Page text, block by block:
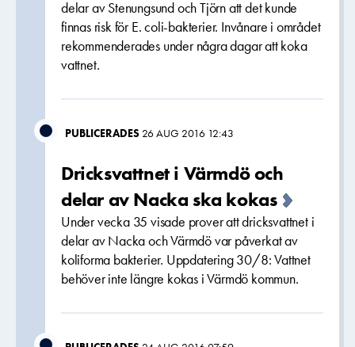
delar av Stenungsund och Tjörn att det kunde
finnas risk för E. coli-bakterier. Invånare i området
rekommenderades under några dagar att koka
vattnet.
PUBLICERADES 26 AUG 2016 12:43
Dricksvattnet i Värmdö och
delar av Nacka ska kokas
Under vecka 35 visade prover att dricksvattnet i
delar av Nacka och Värmdö var påverkat av
koliforma bakterier. Uppdatering 30/8: Vattnet
behöver inte längre kokas i Värmdö kommun.